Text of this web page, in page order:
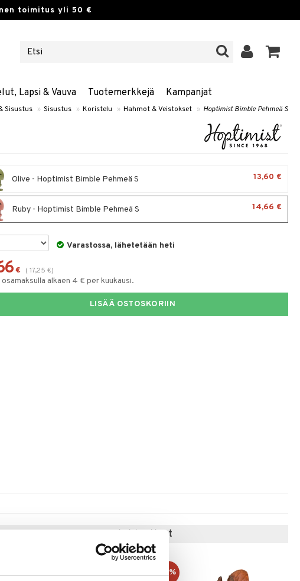
toimitus yli 50 €
Lapsi & Vauva Tuotemerkkejä Kampanjat
Sisustus » Sisustus » Koristelu » Hahmot & Veistokset » Hoptimist Bimble Pehmeä S
Olive - Hoptimist Bimble Pehmeä S 13,60 €
Ruby - Hoptimist Bimble Pehmeä S 14,66 €
Varastossa, lähetetään heti
€ ( 17,25 €)
osamaksulla alkaen 4 € per kuukausi.
LISÄÄ OSTOSKORIIN
Suositut tuotteet
-8%